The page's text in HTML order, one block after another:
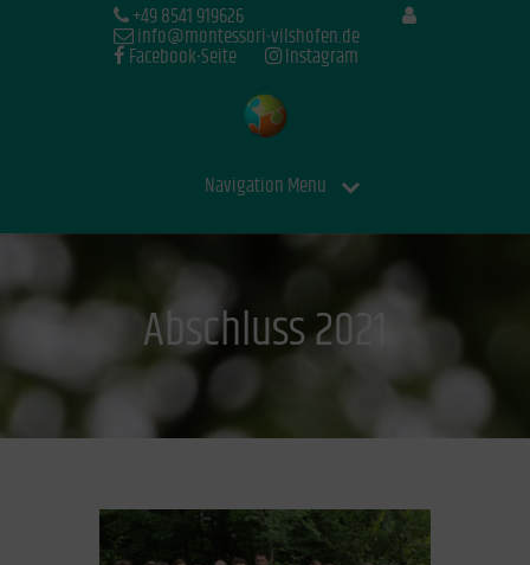
+49 8541 919626
info@montessori-vilshofen.de
Facebook-Seite Instagram
Navigation Menu
Abschluss 2021